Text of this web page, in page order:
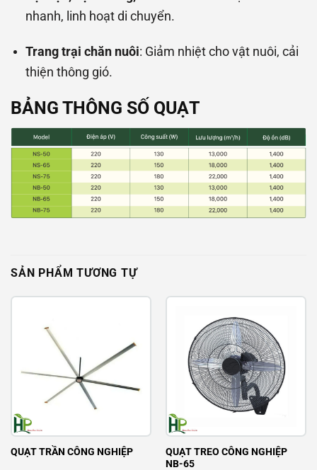
nhanh, linh hoạt di chuyển.
Trang trại chăn nuôi: Giảm nhiệt cho vật nuôi, cải
thiện thông gió.
BẢNG THÔNG SỐ QUẠT
SẢN PHẨM TƯƠNG TỰ
QUẠT TRẦN CÔNG NGHIỆP
QUẠT TREO CÔNG NGHIỆP
NB-65